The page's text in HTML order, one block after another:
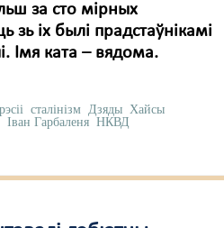
за сто мірных
зь іх былі прадстаўнікамі
Імя ката – вядома.
сталінізм Дзяды Хайсы
Іван Гарбаленя НКВД